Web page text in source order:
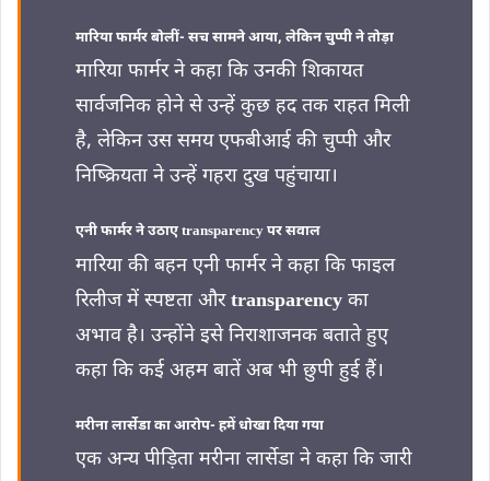
मारिया फार्मर बोलीं- सच सामने आया, लेकिन चुप्पी ने तोड़ा
मारिया फार्मर ने कहा कि उनकी शिकायत
सार्वजनिक होने से उन्हें कुछ हद तक राहत मिली
है, लेकिन उस समय एफबीआई की चुप्पी और
निष्क्रियता ने उन्हें गहरा दुख पहुंचाया।
एनी फार्मर ने उठाए transparency पर सवाल
मारिया की बहन एनी फार्मर ने कहा कि फाइल
रिलीज में स्पष्टता औरtransparency का
अभाव है। उन्होंने इसे निराशाजनक बताते हुए
कहा कि कई अहम बातें अब भी छुपी हुई हैं।
मरीना लार्सेडा का आरोप- हमें धोखा दिया गया
एक अन्य पीड़िता मरीना लार्सेडा ने कहा कि जारी